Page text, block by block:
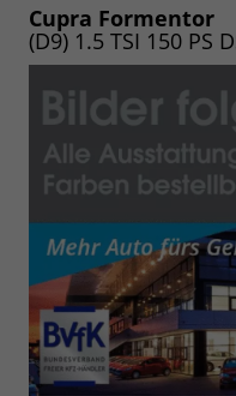
speichern/drucken
Cupra Formentor